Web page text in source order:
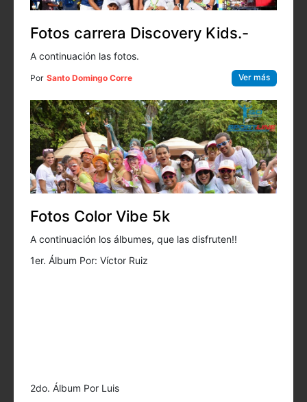
Fotos carrera Discovery Kids.-
A continuación las fotos.
Por Santo Domingo Corre Ver más
Fotos Color Vibe 5k
A continuación los álbumes, que las disfruten!!
1er. Álbum Por: Víctor Ruiz
2do. Álbum Por Luis